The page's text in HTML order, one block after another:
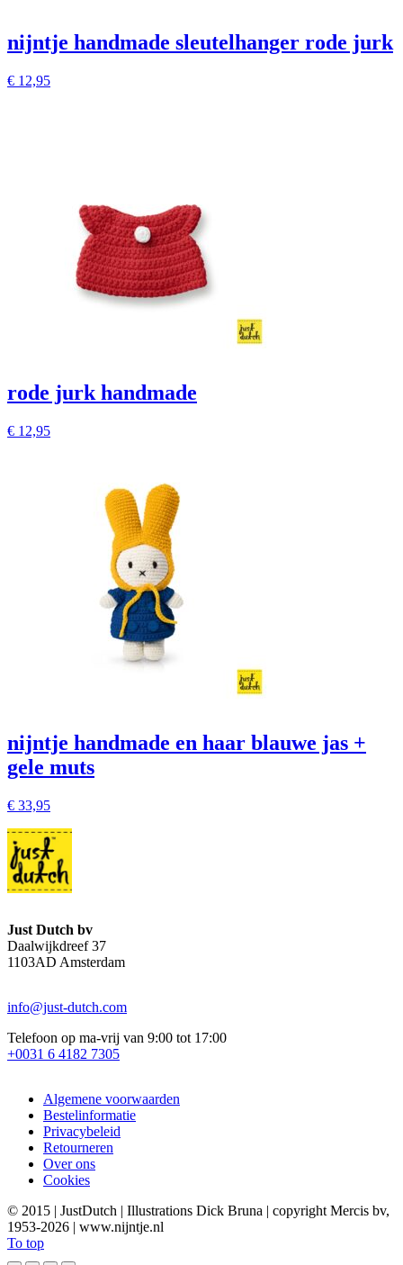
nijntje handmade sleutelhanger rode jurk
€ 12,95
rode jurk handmade
€ 12,95
nijntje handmade en haar blauwe jas +
gele muts
€ 33,95
Just Dutch bv
Daalwijkdreef 37
1103AD Amsterdam
info@just-dutch.com
Telefoon op ma-vrij van 9:00 tot 17:00
+0031 6 4182 7305
Algemene voorwaarden
Bestelinformatie
Privacybeleid
Retourneren
Over ons
Cookies
© 2015 | JustDutch | Illustrations Dick Bruna | copyright Mercis bv,
1953-2026 | www.nijntje.nl
To top